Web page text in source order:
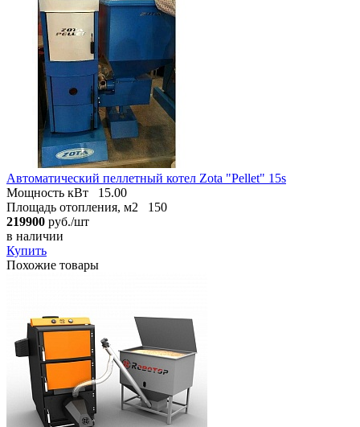
Автоматический пеллетный котел Zota "Pellet" 15s
Мощность кВт
15.00
Площадь отопления, м2
150
219900 руб./шт
в наличии
Купить
Похожие товары